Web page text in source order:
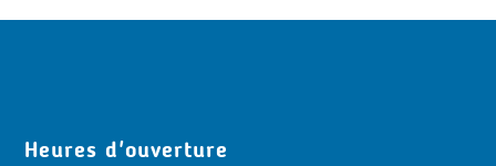
Heures d'ouverture